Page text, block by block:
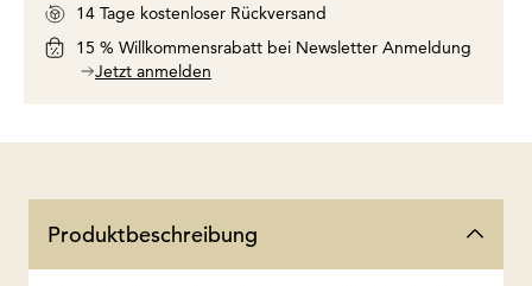
14 Tage kostenloser Rückversand
15 % Willkommensrabatt bei Newsletter Anmeldung
Jetzt anmelden
Produktbeschreibung